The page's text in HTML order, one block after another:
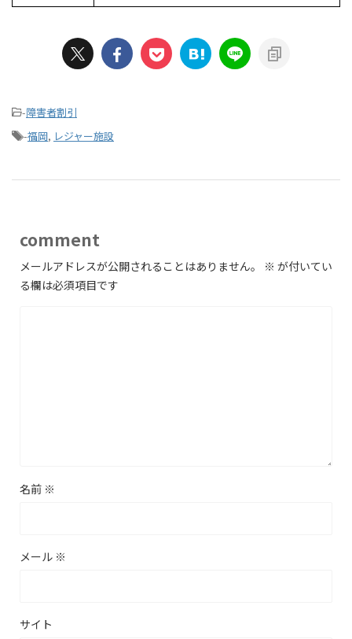
-障害者割引
-福岡, レジャー施設
comment
メールアドレスが公開されることはありません。 ※ が付いてい
る欄は必須項目です
名前 ※
メール ※
サイト